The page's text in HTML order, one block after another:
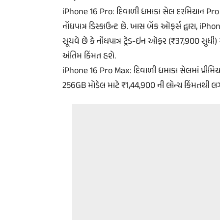
iPhone 16 Pro: દિવાળી ધમાકા સેલ દરમિયાન
નોંધપાત્ર ડિસ્કાઉન્ટ છે. ખાસ બેંક ઑફર્સ દ્વારા,
સૂચવે છે કે નોંધપાત્ર ટ્રેડ-ઇન ઑફર (₹37,900 સુધી)
અંતિમ કિંમત હશે.
iPhone 16 Pro Max: દિવાળી ધમાકા સેલમાં
256GB મોડેલ માટે ₹1,44,900 ની લોન્ચ